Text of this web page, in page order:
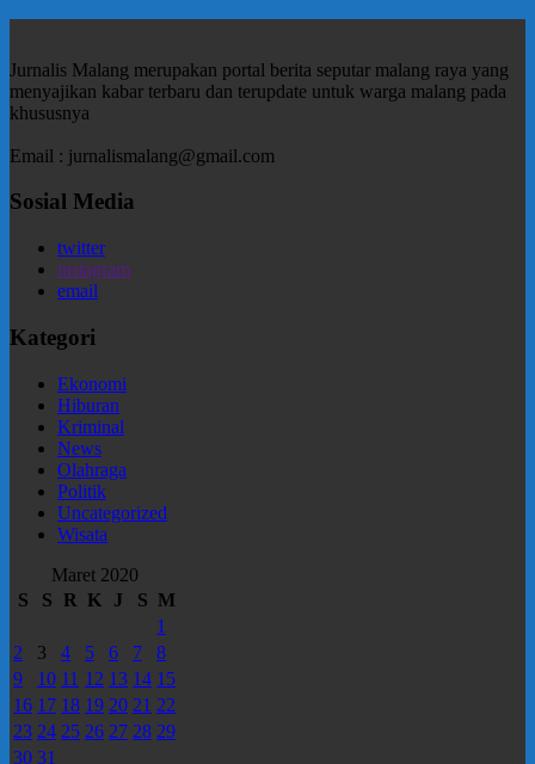
Jurnalis Malang merupakan portal berita seputar malang raya yang
menyajikan kabar terbaru dan terupdate untuk warga malang pada
khususnya
Email : jurnalismalang@gmail.com
Sosial Media
twitter
instagram
email
Kategori
Ekonomi
Hiburan
Kriminal
News
Olahraga
Politik
Uncategorized
Wisata
Maret 2020
S
S R K J S M
1
2
3 4 5 6 7
8
9
10 11 12 13 14 15
16 17 18 19 20 21 22
23 24 25 26 27 28 29
30 31